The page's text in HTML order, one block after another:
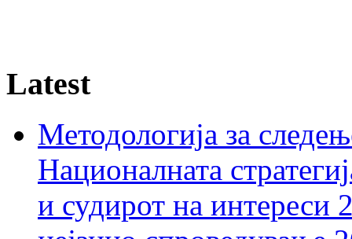
Latest
Методологија за
Националната
и судирот на интереси